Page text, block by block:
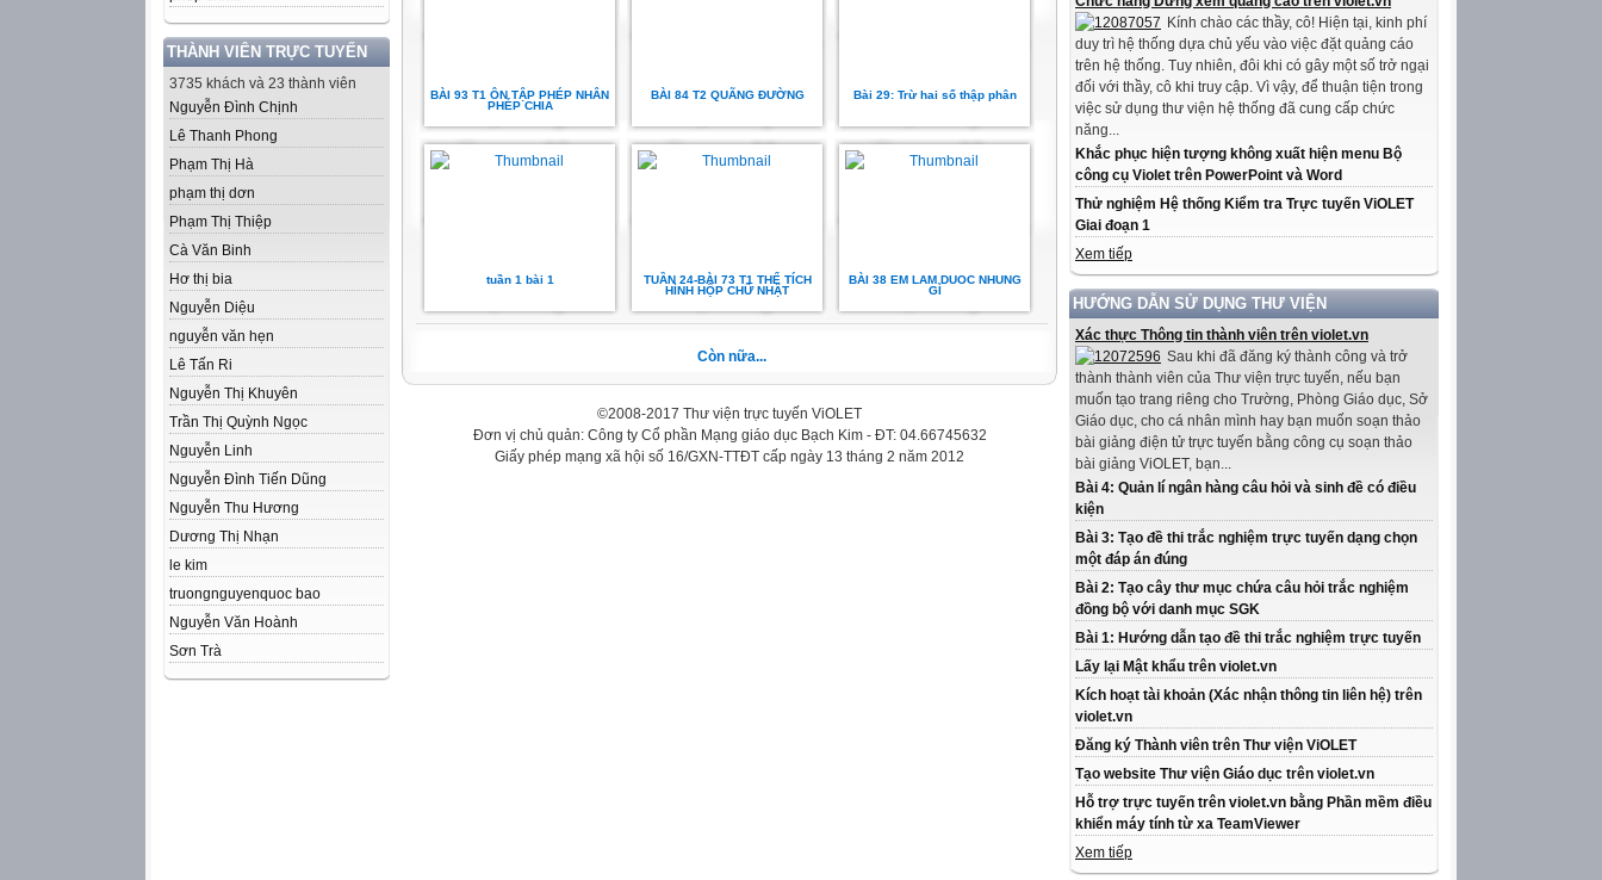
THÀNH VIÊN TRỰC TUYẾN
3735 khách và 23 thành viên
Nguyễn Đình Chịnh
Lê Thanh Phong
Phạm Thị Hà
phạm thị dơn
Phạm Thị Thiệp
Cà Văn Binh
Hơ thị bia
Nguyễn Diệu
nguyễn văn hẹn
Lê Tấn Ri
Nguyễn Thị Khuyên
Trần Thị Quỳnh Ngọc
Nguyễn Linh
Nguyễn Đình Tiến Dũng
Nguyễn Thu Hương
Dương Thị Nhạn
le kim
truongnguyenquoc bao
Nguyễn Văn Hoành
Sơn Trà
Kính chào các thầy, cô! Hiện tại, kinh phí
duy trì hệ thống dựa chủ yếu vào việc đặt quảng cáo
trên hệ thống. Tuy nhiên, đôi khi có gây một số trở ngại
đối với thầy, cô khi truy cập. Vì vậy, để thuận tiện trong
việc sử dụng thư viện hệ thống đã cung cấp chức
năng...
Khắc phục hiện tượng không xuất hiện menu Bộ
công cụ Violet trên PowerPoint và Word
Thử nghiệm Hệ thống Kiểm tra Trực tuyến ViOLET
Giai đoạn 1
Xem tiếp
HƯỚNG DẪN SỬ DỤNG THƯ VIỆN
Xác thực Thông tin thành viên trên violet.vn
Sau khi đã đăng ký thành công và trở
thành thành viên của Thư viện trực tuyến, nếu bạn
muốn tạo trang riêng cho Trường, Phòng Giáo dục, Sở
Giáo dục, cho cá nhân mình hay bạn muốn soạn thảo
bài giảng điện tử trực tuyến bằng công cụ soạn thảo
bài giảng ViOLET, bạn...
Bài 4: Quản lí ngân hàng câu hỏi và sinh đề có điều
kiện
Bài 3: Tạo đề thi trắc nghiệm trực tuyến dạng chọn
một đáp án đúng
Bài 2: Tạo cây thư mục chứa câu hỏi trắc nghiệm
đồng bộ với danh mục SGK
Bài 1: Hướng dẫn tạo đề thi trắc nghiệm trực tuyến
Lấy lại Mật khẩu trên violet.vn
Kích hoạt tài khoản (Xác nhận thông tin liên hệ) trên
violet.vn
Đăng ký Thành viên trên Thư viện ViOLET
Tạo website Thư viện Giáo dục trên violet.vn
Hỗ trợ trực tuyến trên violet.vn bằng Phần mềm điều
khiển máy tính từ xa TeamViewer
Xem tiếp
BÀI 93 T1 ÔN TẬP PHÉP NHÂN
PHÉP CHIA
BÀI 84 T2 QUÃNG ĐƯỜNG Bài 29: Trừ hai số thập phân
tuần 1 bài 1
TUẦN 24-BÀI 73 T1 THỂ TÍCH
HÌNH HỘP CHỮ NHẬT
BÀI 38 EM LAM DUOC NHUNG
GÌ
Còn nữa...
©2008-2017 Thư viện trực tuyến ViOLET
Đơn vị chủ quản: Công ty Cổ phần Mạng giáo dục Bạch Kim - ĐT: 04.66745632
Giấy phép mạng xã hội số 16/GXN-TTĐT cấp ngày 13 tháng 2 năm 2012